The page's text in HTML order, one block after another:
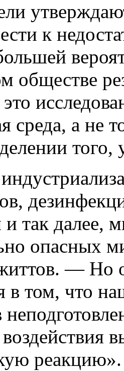
к
обществе
а не
того,
и так далее,
опасных
— Но
в том, что
реакцию».